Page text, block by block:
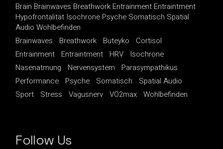
Brain Brainwaves Breathwork Entrainment Entraintment
Hypofrontalität Isochrone Psyche Somatisch Spatial
Audio Wohlbefinden
Brainwaves
Breathwork Buteyko
Cortisol
Entrainment
Entraintment HRV
Isochrone
Nasenatmung
Nervensystem
Parasympathikus
Performance
Psyche Somatisch
Spatial Audio
Sport
Stress Vagusnerv VO2max Wohlbefinden
Follow Us